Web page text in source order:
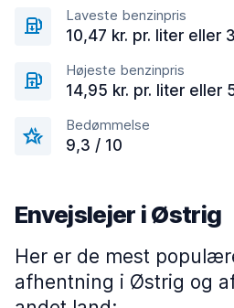
Laveste benzinpris
10,47 kr. pr. liter eller
Højeste benzinpris
14,95 kr. pr. liter eller
Bedømmelse
9,3 / 10
Envejslejer i Østrig
Her er de mest
afhentning i Østrig og